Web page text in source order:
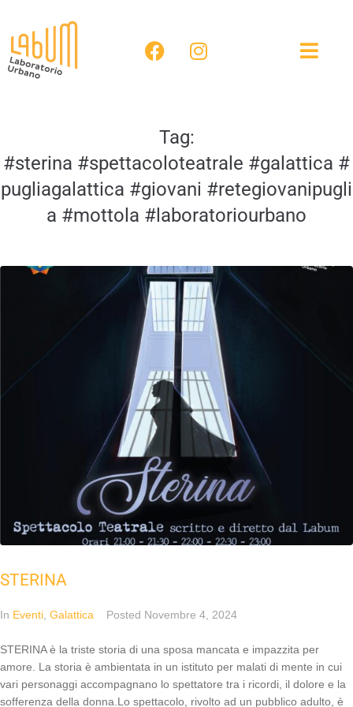
Tag:
#sterina #spettacoloteatrale #galattica #
pugliagalattica #giovani #retegiovanipugli
a #mottola #laboratoriourbano
STERINA
In Eventi Galattica Posted Novembre 4, 2024
STERINA è la triste storia di una sposa mancata e impazzita per
amore. La storia è ambientata in un istituto per malati di mente in cui
vari personaggi accompagnano lo spettatore tra i ricordi, il dolore e la
sofferenza della donna.Lo spettacolo, rivolto ad un pubblico adulto, è